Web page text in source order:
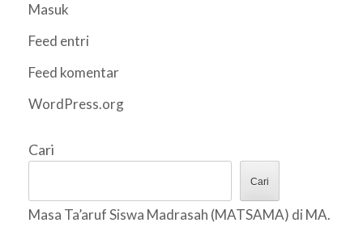
Masuk
Feed entri
Feed komentar
WordPress.org
Cari
Cari
Masa Ta’aruf Siswa Madrasah (MATSAMA) di MA.